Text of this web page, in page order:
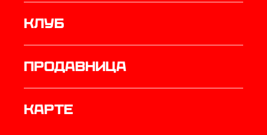
Клуб
продавница
Карте